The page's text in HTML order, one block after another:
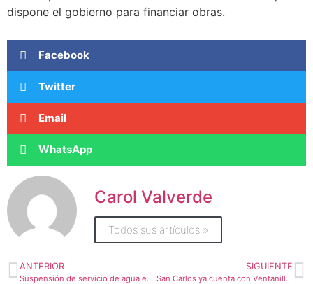
dispone el gobierno para financiar obras.
Facebook
Twitter
Email
WhatsApp
Carol Valverde
Todos sus artículos »
ANTERIOR
Suspensión de servicio de agua en Barva la noche de este lunes
SIGUIENTE
San Carlos ya cuenta con Ventanilla Única de Inversión para agilizar trámites a usuarios